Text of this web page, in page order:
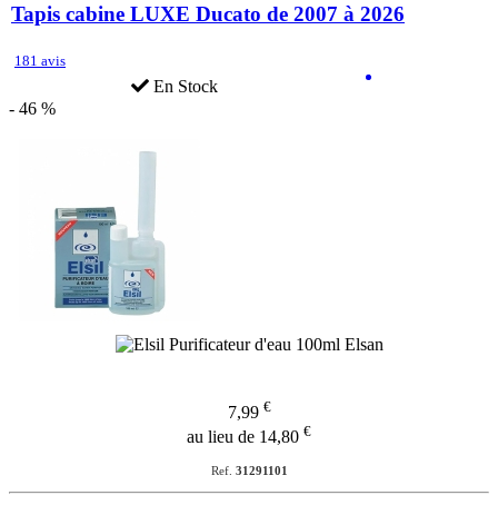
Tapis cabine LUXE Ducato de 2007 à 2026
181 avis
En Stock
- 46 %
7,99 €
au lieu de 14,80 €
Ref. 31291101